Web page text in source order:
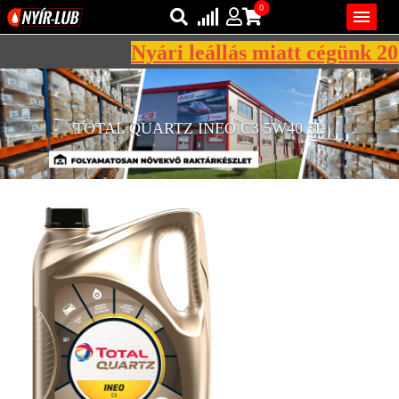
REGISZTRÁCIÓ
KENŐANYAGOK
IPARI
KENŐANYAGOK
MÁRKÁK
NORMÁK
VISZKOZITÁSOK
ADALÉKOK

Bejelentkezés
Regisztráció
0
AZ ÖN KOSARA ÜRES
Nyári leállás miatt cégünk
TOTAL QUARTZ INEO C3 5W40 5L